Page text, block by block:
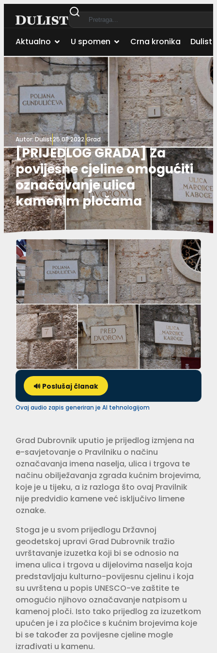
Aktualno U spomen Crna kronika Dulist
Autor: Dulist25.08.2022.Grad
[PRIJEDLOG GRADA] Za
povijesne cjeline omogućiti
označavanje ulica
kamenim pločama
🔊 Poslušaj članak
Ovaj audio zapis generiran je AI tehnologijom
Grad Dubrovnik uputio je prijedlog izmjena na
e-savjetovanje o Pravilniku o načinu
označavanja imena naselja, ulica i trgova te
načinu obilježavanja zgrada kućnim brojevima,
koje je u tijeku, a iz razloga što ovaj Pravilnik
nije predvidio kamene već isključivo limene
oznake.
Stoga je u svom prijedlogu Državnoj
geodetskoj upravi Grad Dubrovnik tražio
uvrštavanje izuzetka koji bi se odnosio na
imena ulica i trgova u dijelovima naselja koja
predstavljaju kulturno-povijesnu cjelinu i koja
su uvrštena u popis UNESCO-ve zaštite te
omogućio njihovo označavanje natpisom u
kamenoj ploči. Isto tako prijedlog za izuzetkom
upućen je i za pločice s kućnim brojevima koje
bi se također za povijesne cjeline mogle
izrađivati u kamenu.